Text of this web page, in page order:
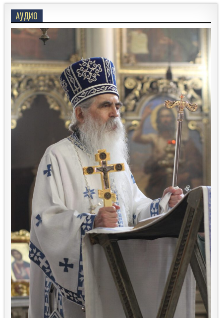
ВОЈЛОВИЦЕ
ТРЕНУТАК
ВЕЛИКЕ
ИСТОРИЈСКЕ
ПРАВДЕ
АУДИО